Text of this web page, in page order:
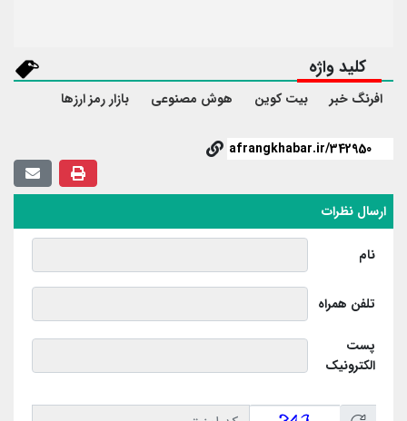
کلید واژه
افرنگ خبر بیت کوین هوش مصنوعی بازار رمز ارزها
ارسال نظرات
نام
تلفن همراه
پست
الکترونیک